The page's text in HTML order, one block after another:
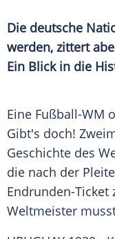
Die deutsche
werden, zittert
Ein Blick in die
Eine Fußball-WM
Gibt's doch!
Geschichte des
die nach der
Endrunden-Ticket
Weltmeister